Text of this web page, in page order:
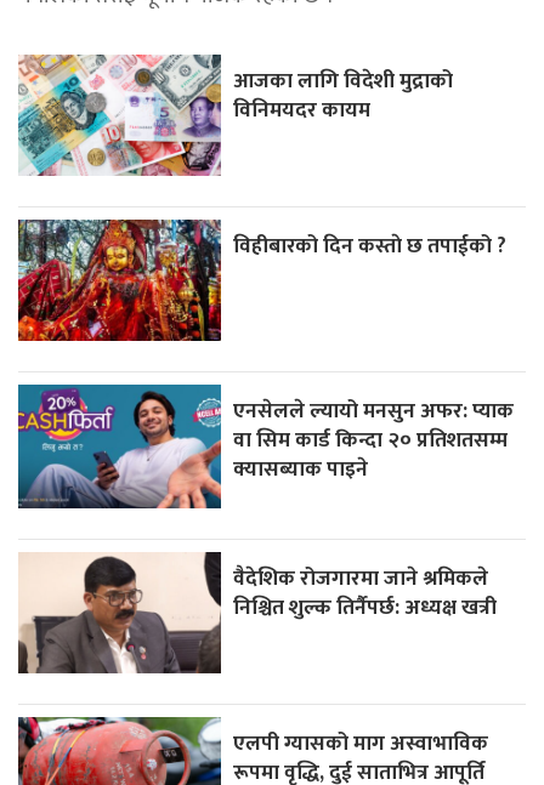
आजका लागि विदेशी मुद्राको
विनिमयदर कायम
विहीबारको दिन कस्ताे छ तपाईको ?
एनसेलले ल्यायो मनसुन अफर: प्याक
वा सिम कार्ड किन्दा २० प्रतिशतसम्म
क्यासब्याक पाइने
वैदेशिक रोजगारमा जाने श्रमिकले
निश्चित शुल्क तिर्नैपर्छ: अध्यक्ष खत्री
एलपी ग्यासको माग अस्वाभाविक
रूपमा वृद्धि, दुई साताभित्र आपूर्ति